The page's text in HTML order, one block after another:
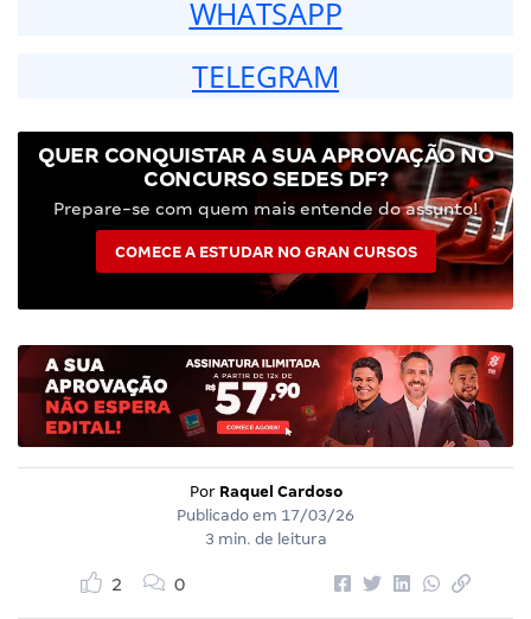
WHATSAPP
TELEGRAM
QUER CONQUISTAR A SUA APROVAÇÃO NO
CONCURSO SEDES DF?
Prepare-se com quem mais entende do assunto!
COMECE A ESTUDAR NO GRAN CURSOS
Por Raquel Cardoso
Publicado em 17/03/26
3 min. de leitura
2 0